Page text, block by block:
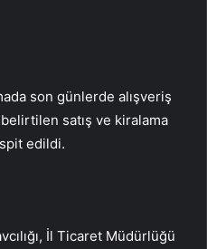
son günlerde alışveriş
satış ve kiralama
edildi.
İl Ticaret Müdürlüğü